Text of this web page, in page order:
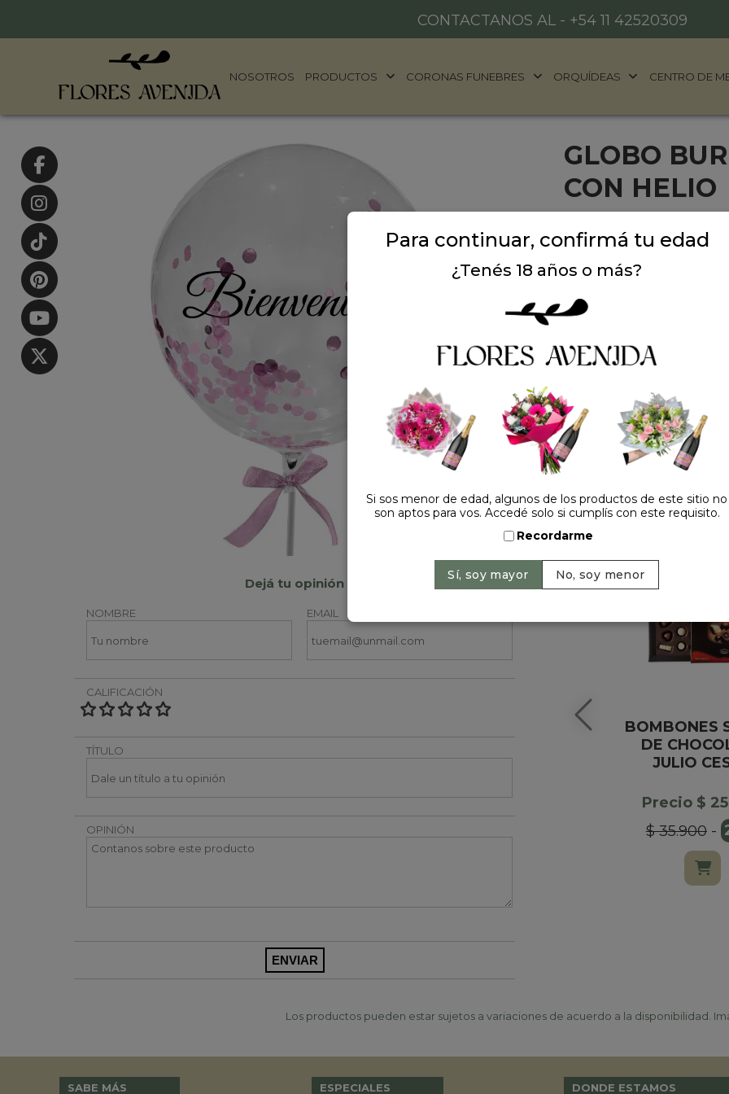
CONTACTANOS AL - +54 11 42520309
NOSOTROS PRODUCTOS CORONAS FUNEBRES ORQUÍDEAS CENTRO DE
Dejá tu opinión
NOMBRE EMAIL
CALIFICACIÓN
TÍTULO
OPINIÓN
GLOBO
CON HELIO
Globo burbuja
babyshower, nacimientos
Precio: $ 30.000 $
HACELO
BOMBONES
DE
JULIO
Precio $
$ 35.900-
Los productos pueden estar sujetos a variaciones de acuerdo a la disponibilidad.
SABE MÁS ESPECIALES DONDE ESTAMOS
Para continuar, confirmá tu edad
¿Tenés 18 años o más?
Si sos menor de edad, algunos de los productos de este sitio no
son aptos para vos. Accedé solo si cumplís con este requisito.
Recordarme